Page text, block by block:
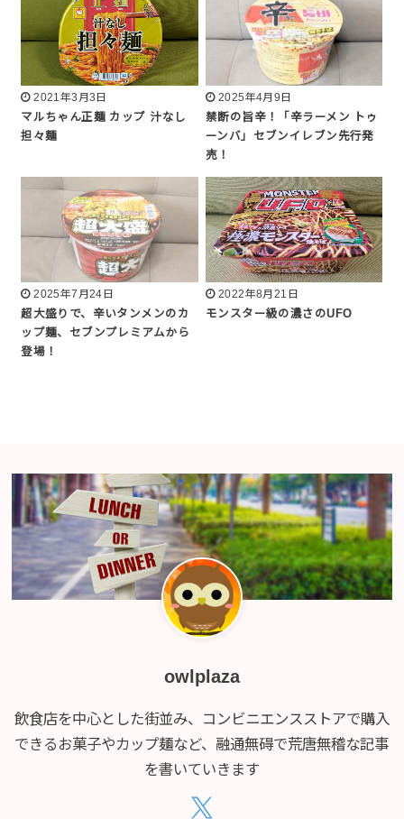
2021年3月3日
マルちゃん正麺 カップ 汁なし
担々麺
2025年4月9日
禁断の旨辛！「辛ラーメン トゥ
ーンバ」セブンイレブン先行発
売！
2025年7月24日
超大盛りで、辛いタンメンのカ
ップ麺、セブンプレミアムから
登場！
2022年8月21日
モンスター級の濃さのUFO
owlplaza
飲食店を中心とした街並み、コンビニエンスストアで購入
できるお菓子やカップ麺など、融通無碍で荒唐無稽な記事
を書いていきます